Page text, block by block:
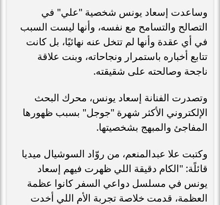
وساعدت إسعاد يونس شخصية "علي" في
التصالح والتسامح مع نفسه، وأنها ليست السبب
في أي عقدة وأنها لم تتخل عنه نهائيًا، بل كانت
تتابع أخباره باستمرار ونجاحاته، وبنت علاقة
ناجحة وصالحته على شقيقته.
وتصدرت الفنانة إسعاد يونس، محرك البحث
الإلكتروني الأكثر شهرة "جوجل" بسبب ظهورها
المفاجئ والمبهج بشخصيتها.
وكتبت علا عبدالمنعم، من روّاد السوشيال ميديا
قائلًة: "الكام دقيقة اللي ظهرت فيهم إسعاد
يونس في مسلسل دواعي السفر كانوا عظمة
العظمة، قدمت خلاصة تجربة الأم اللي أخدت